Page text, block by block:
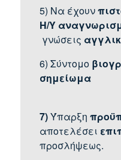
5) Να έχουν
Η/Υ
γνώσεις
6) Σύντομο
7)Ύπαρξη
αποτελέσει
προσλήψεως.